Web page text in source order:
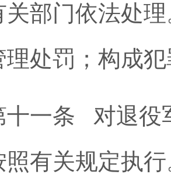
关部门依法处
理处罚；构成
条 对退役军
照有关规定执